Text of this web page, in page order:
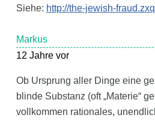
Siehe: http://the-jewish-
Markus
12 Jahre vor
Ob Ursprung aller Dinge eine
blinde Substanz (oft „Materie“
vollkommen rationales,